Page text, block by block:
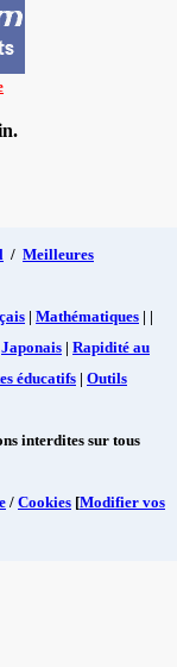
/ Meilleures
| Mathématiques | |
Japonais | Rapidité au
éducatifs | Outils
interdites sur tous
/ Cookies [Modifier vos